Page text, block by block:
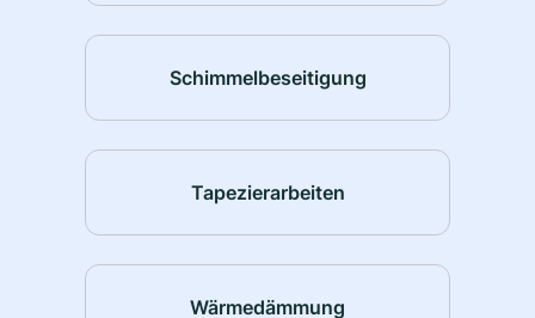
Schimmelbeseitigung
Tapezierarbeiten
Wärmedämmung